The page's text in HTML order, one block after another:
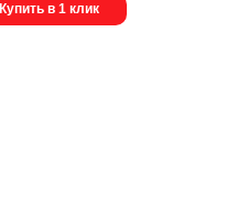
Купить в 1 клик